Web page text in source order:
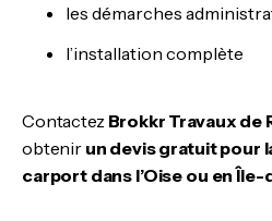
les démarches
l’installation complète
Contactez Brokkr Travaux de
obtenir un devis gratuit pour
carport dans l’Oise ou en